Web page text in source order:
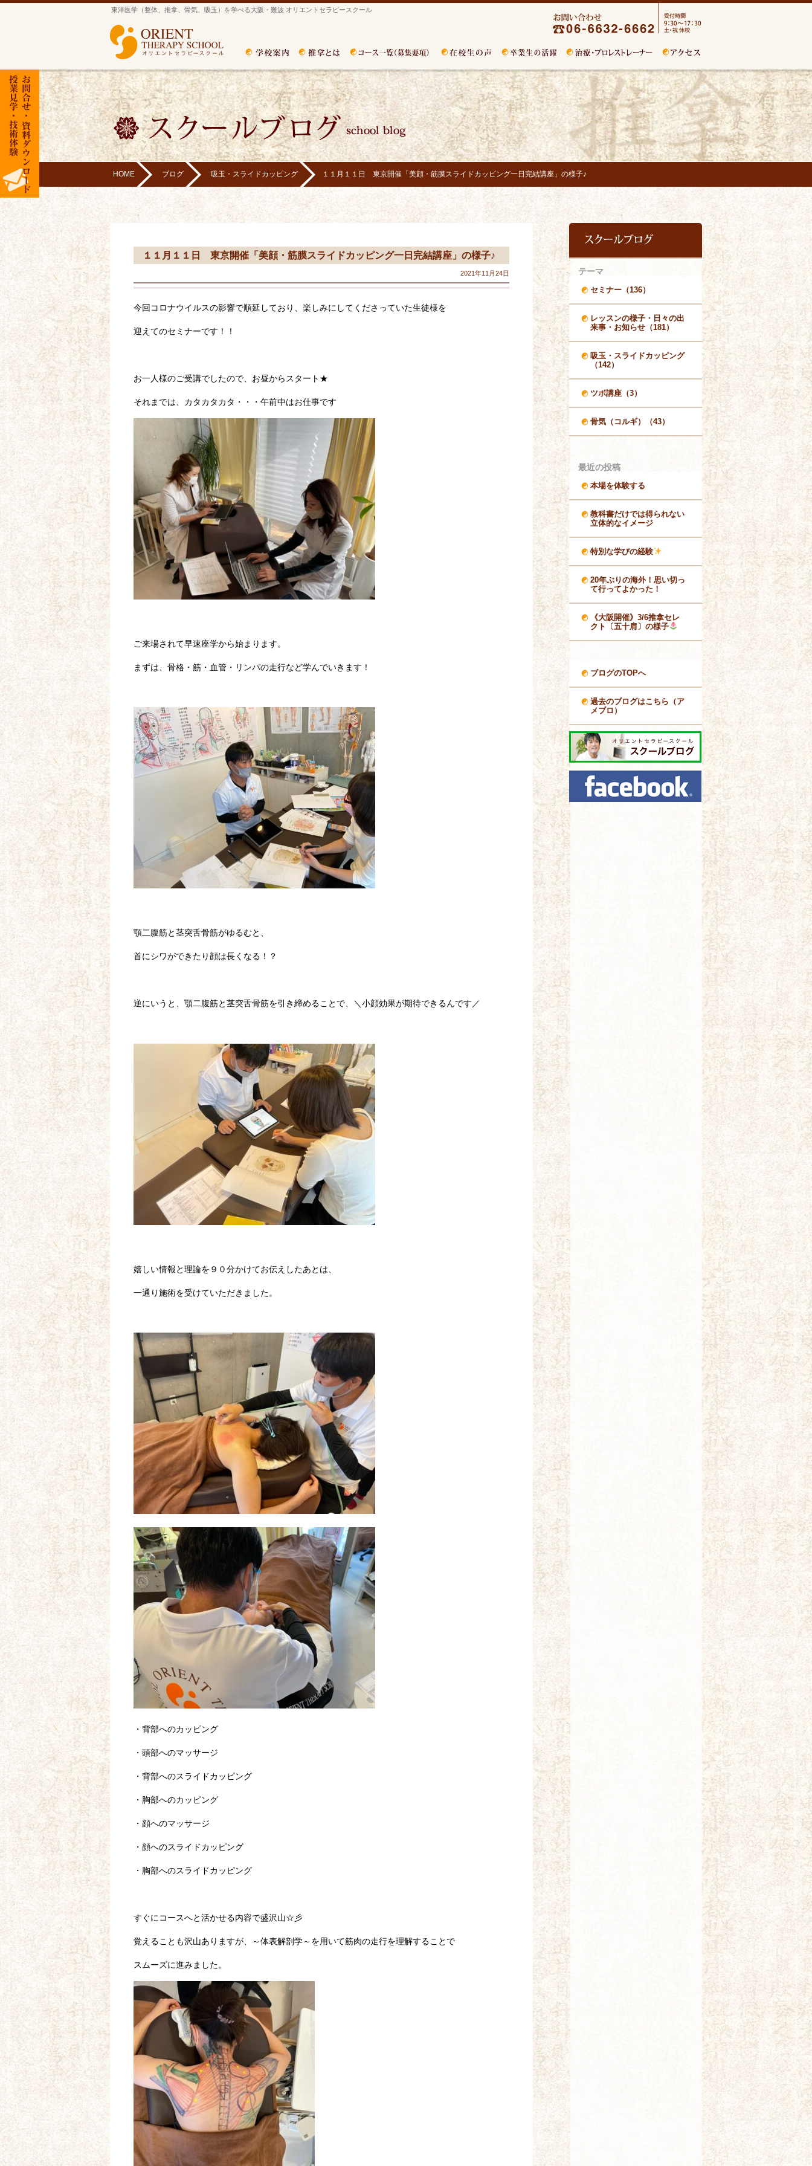
東洋医学（整体、推拿、骨気、吸玉）を学べる大阪・難波 オリエントセラピースクール
HOME ブログ 吸玉・スライドカッピング １１月１１日 東京開催「美顔・筋膜スライドカッピング一日完結講座」の様子♪
１１月１１日 東京開催「美顔・筋膜スライドカッピング一日完結講座」の様子♪
2021年11月24日
今回コロナウイルスの影響で順延しており、楽しみにしてくださっていた生徒様を
迎えてのセミナーです！！
お一人様のご受講でしたので、お昼からスタート★
それまでは、カタカタカタ・・・午前中はお仕事です
ご来場されて早速座学から始まります。
まずは、骨格・筋・血管・リンパの走行など学んでいきます！
顎二腹筋と茎突舌骨筋がゆるむと、
首にシワができたり顔は長くなる！？
逆にいうと、顎二腹筋と茎突舌骨筋を引き締めることで、＼小顔効果が期待できるんです／
嬉しい情報と理論を９０分かけてお伝えしたあとは、
一通り施術を受けていただきました。
・背部へのカッピング
・頭部へのマッサージ
・背部へのスライドカッピング
・胸部へのカッピング
・顔へのマッサージ
・顔へのスライドカッピング
・胸部へのスライドカッピング
すぐにコースへと活かせる内容で盛沢山☆彡
覚えることも沢山ありますが、～体表解剖学～を用いて筋肉の走行を理解することで
スムーズに進みました。
テーマ
セミナー（136）
レッスンの様子・日々の出
来事・お知らせ（181）
吸玉・スライドカッピング
（142）
ツボ講座（3）
骨気（コルギ）（43）
最近の投稿
本場を体験する
教科書だけでは得られない
立体的なイメージ
特別な学びの経験
20年ぶりの海外！思い切っ
て行ってよかった！
《大阪開催》3/6推拿セレ
クト〔五十肩〕の様子
ブログのTOPへ
過去のブログはこちら（ア
メブロ）